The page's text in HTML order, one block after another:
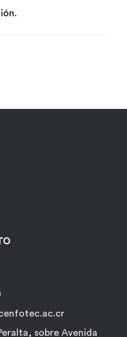
sobre Avenida